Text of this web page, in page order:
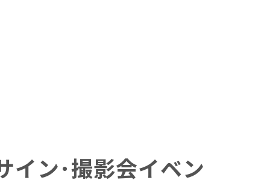
イン･撮影会イベン